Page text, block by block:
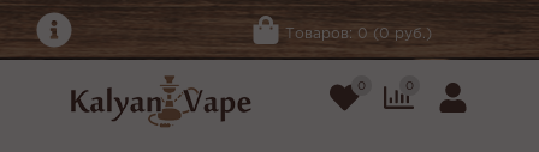
Товаров: 0 (0 руб.)
0 0